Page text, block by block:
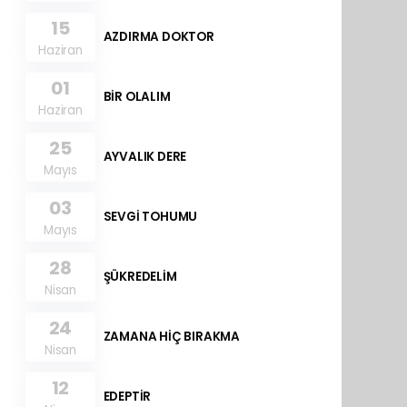
15
Haziran
AZDIRMA DOKTOR
01
Haziran
BİR OLALIM
25
Mayıs
AYVALIK DERE
03
Mayıs
SEVGİ TOHUMU
28
Nisan
ŞÜKREDELİM
24
Nisan
ZAMANA HİÇ BIRAKMA
12 EDEPTİR